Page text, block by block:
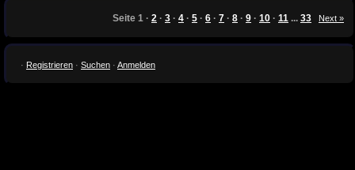
Seite 1 · 2 · 3 · 4 · 5 · 6 · 7 · 8 · 9 · 10 · 11 ... 33 Next »
· Registrieren · Suchen · Anmelden